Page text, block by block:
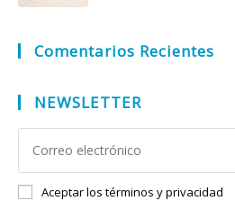
Comentarios Recientes
NEWSLETTER
Aceptar los términos y privacidad